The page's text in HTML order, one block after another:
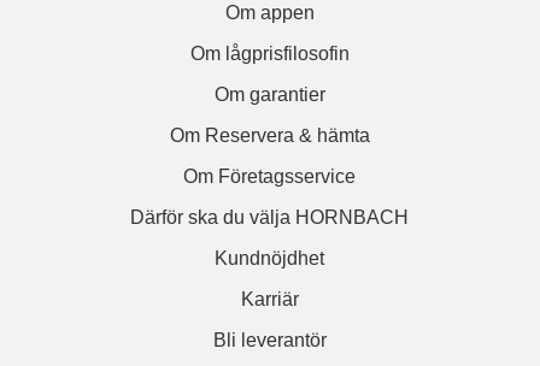
Om appen
Om lågprisfilosofin
Om garantier
Om Reservera & hämta
Om Företagsservice
Därför ska du välja HORNBACH
Kundnöjdhet
Karriär
Bli leverantör